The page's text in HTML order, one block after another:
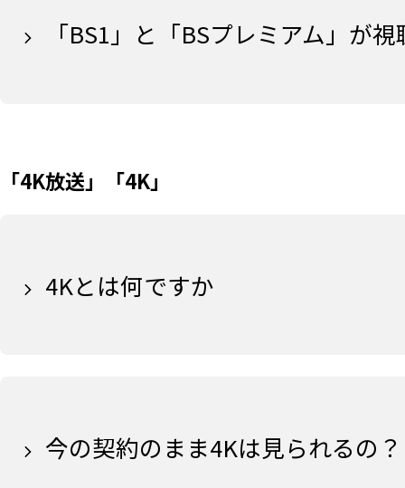
「BS1」と「BSプレミアム」が
「4K放送」「4K」
4Kとは何ですか
今の契約のまま4Kは見られるの？